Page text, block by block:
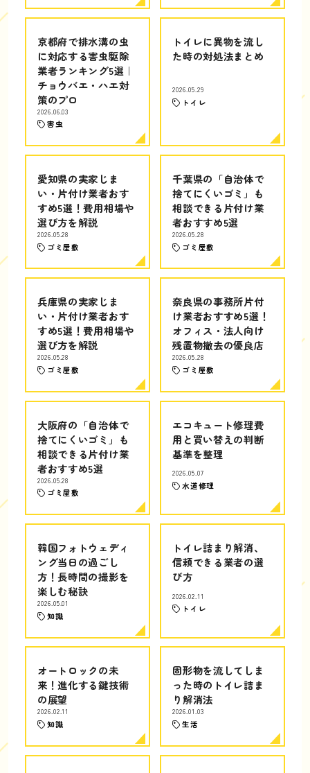
京都府で排水溝の虫
に対応する害虫駆除
業者ランキング5選｜
チョウバエ・ハエ対
策のプロ
2026.06.03
害虫
トイレに異物を流し
た時の対処法まとめ
2026.05.29
トイレ
愛知県の実家じま
い・片付け業者おす
すめ5選！費用相場や
選び方を解説
2026.05.28
ゴミ屋敷
千葉県の「自治体で
捨てにくいゴミ」も
相談できる片付け業
者おすすめ5選
2026.05.28
ゴミ屋敷
兵庫県の実家じま
い・片付け業者おす
すめ5選！費用相場や
選び方を解説
2026.05.28
ゴミ屋敷
奈良県の事務所片付
け業者おすすめ5選！
オフィス・法人向け
残置物撤去の優良店
2026.05.28
ゴミ屋敷
大阪府の「自治体で
捨てにくいゴミ」も
相談できる片付け業
者おすすめ5選
2026.05.28
ゴミ屋敷
エコキュート修理費
用と買い替えの判断
基準を整理
2026.05.07
水道修理
韓国フォトウェディ
ング当日の過ごし
方！長時間の撮影を
楽しむ秘訣
2026.05.01
知識
トイレ詰まり解消、
信頼できる業者の選
び方
2026.02.11
トイレ
オートロックの未
来！進化する鍵技術
の展望
2026.02.11
知識
固形物を流してしま
った時のトイレ詰ま
り解消法
2026.01.03
生活